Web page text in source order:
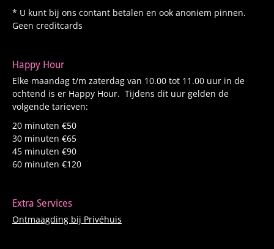
* U kunt bij ons contant betalen en ook anoniem pinnen.
Geen creditcards
Happy Hour
Elke maandag t/m zaterdag van 10.00 tot 11.00 uur in de
ochtend is er Happy Hour. Tijdens dit uur gelden de
volgende tarieven:
20 minuten €50
30 minuten €65
45 minuten €90
60 minuten €120
Extra Services
Ontmaagding bij Privéhuis